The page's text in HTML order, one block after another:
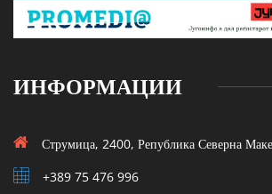
ИНФОРМАЦИИ
Струмица, 2400, Република Северна
+389 75 476 996